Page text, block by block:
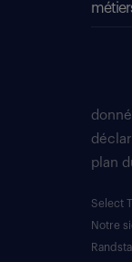
plan
Select
Notre